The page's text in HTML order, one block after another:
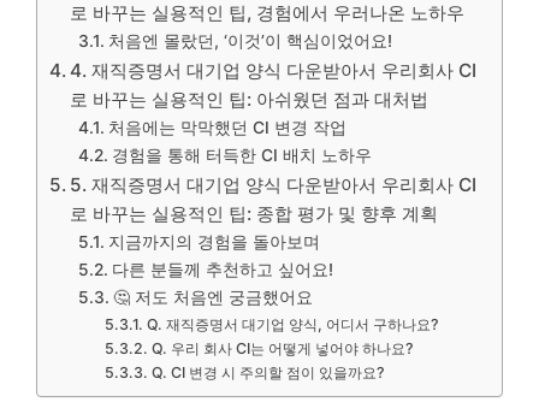
로 바꾸는 실용적인 팁, 경험에서 우러나온 노하우
처음엔 몰랐던, ‘이것’이 핵심이었어요!
4. 재직증명서 대기업 양식 다운받아서 우리회사 CI
로 바꾸는 실용적인 팁: 아쉬웠던 점과 대처법
처음에는 막막했던 CI 변경 작업
경험을 통해 터득한 CI 배치 노하우
5. 재직증명서 대기업 양식 다운받아서 우리회사 CI
로 바꾸는 실용적인 팁: 종합 평가 및 향후 계획
지금까지의 경험을 돌아보며
다른 분들께 추천하고 싶어요!
🤔 저도 처음엔 궁금했어요
Q. 재직증명서 대기업 양식, 어디서 구하나요?
Q. 우리 회사 CI는 어떻게 넣어야 하나요?
Q. CI 변경 시 주의할 점이 있을까요?